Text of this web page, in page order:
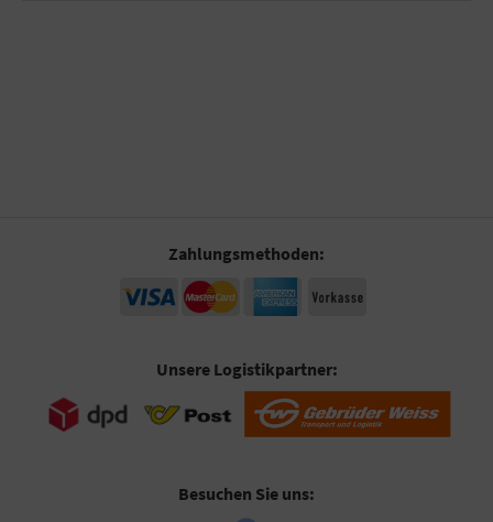
Zahlungsmethoden:
Unsere Logistikpartner:
Besuchen Sie uns: